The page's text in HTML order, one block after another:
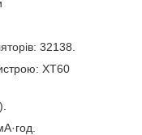
32138.
XT60